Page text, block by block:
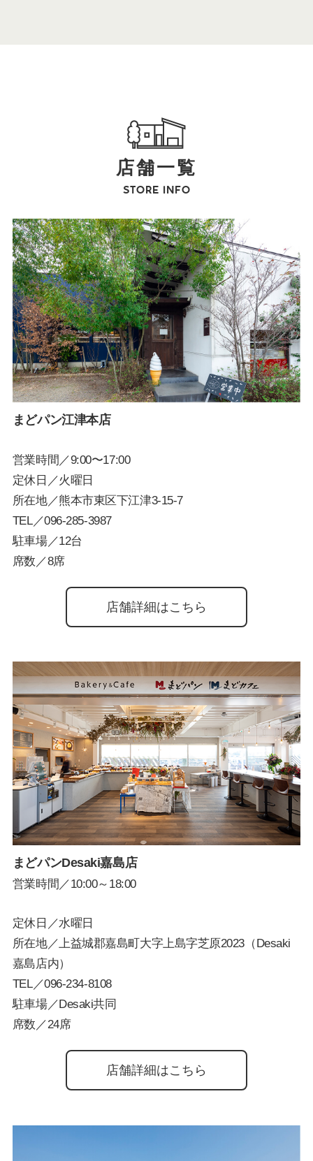
店舗一覧
STORE INFO
まどパン江津本店
営業時間／9:00〜17:00
定休日／火曜日
所在地／熊本市東区下江津3-15-7
TEL／096-285-3987
駐車場／12台
席数／8席
店舗詳細はこちら
まどパンDesaki嘉島店
営業時間／10:00～18:00
定休日／水曜日
所在地／上益城郡嘉島町大字上島字芝原2023（Desaki
嘉島店内）
TEL／096-234-8108
駐車場／Desaki共同
席数／24席
店舗詳細はこちら